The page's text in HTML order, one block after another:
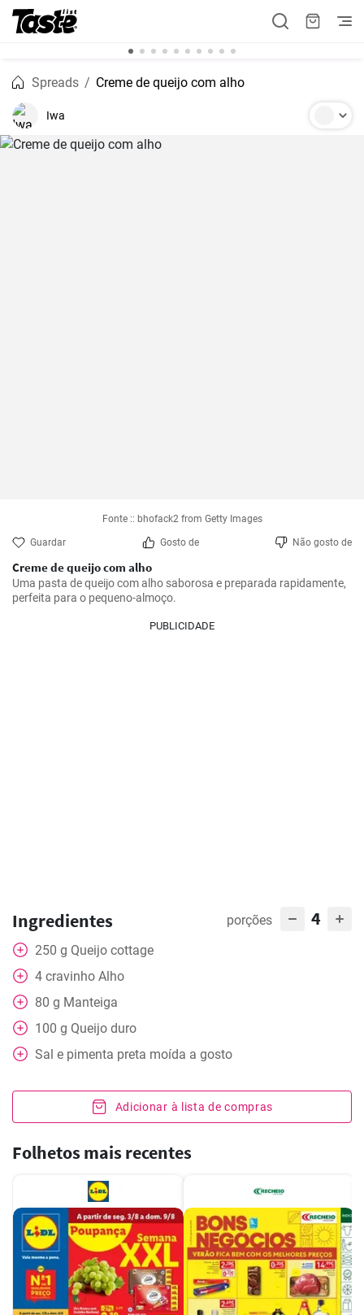
Spreads Creme de queijo com alho
Iwa
Fonte :: bhofack2 from Getty Images
Guardar Gosto de Não gosto de
Creme de queijo com alho
Uma pasta de queijo com alho saborosa e preparada rapidamente,
perfeita para o pequeno-almoço.
PUBLICIDADE
Ingredientes porções 4
250 g Queijo cottage
4 cravinho Alho
80 g Manteiga
100 g Queijo duro
Sal e pimenta preta moída a gosto
Adicionar à lista de compras
Folhetos mais recentes